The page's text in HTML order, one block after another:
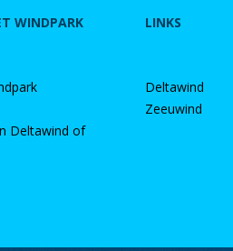
WINDPARK
Deltawind of
LINKS
Deltawind
Zeeuwind